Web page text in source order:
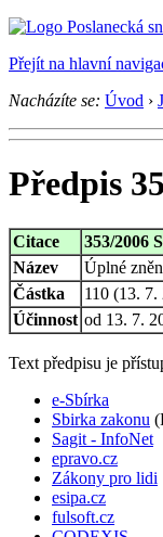
Přejít na hlavní
Nacházíte se: Úvod ›
Předpis
Citace
353/2006
Název
Úplné
Částka
110 (13. 7.
Účinnost od 13. 7.
Text předpisu je
e-Sbírka
Sbirka zakonu
Sagit - InfoNet
epravo.cz
Zákony pro lidi
esipa.cz
fulsoft.cz